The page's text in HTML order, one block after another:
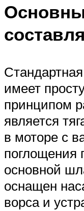
имеет
принципом
является
в моторе с
поглощения
основной
оснащен
ворса и